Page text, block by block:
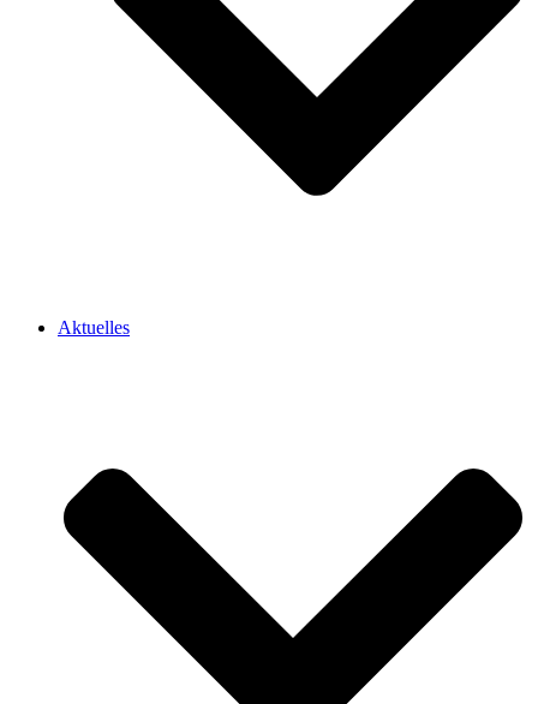
Aktuelles